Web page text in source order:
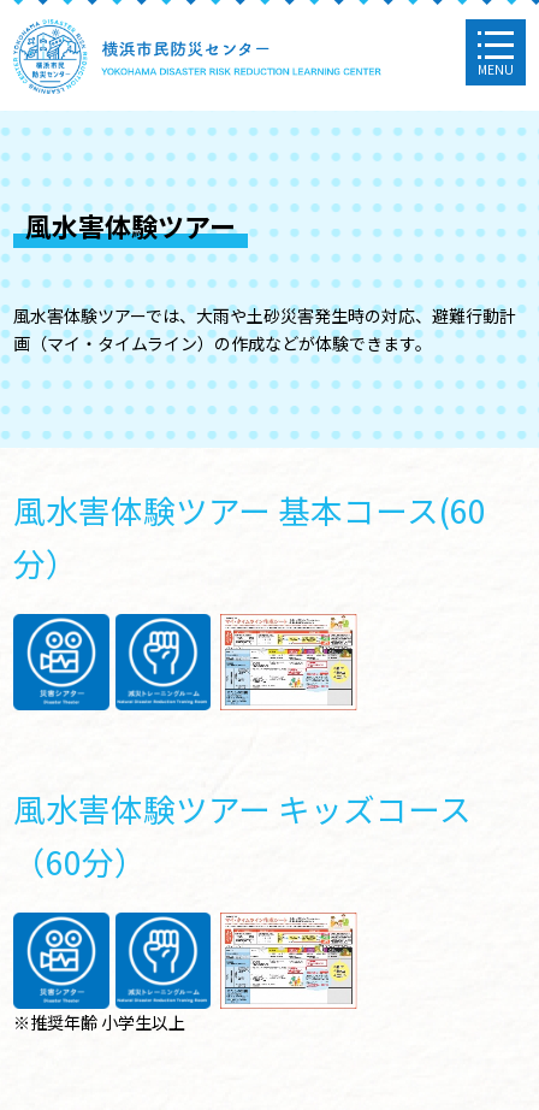
MENU
風水害体験ツアー
風水害体験ツアーでは、大雨や土砂災害発生時の対応、避難行動計
画（マイ・タイムライン）の作成などが体験できます。
風水害体験ツアー 基本コース(60
分）
風水害体験ツアー キッズコース
（60分）
※推奨年齢 小学生以上